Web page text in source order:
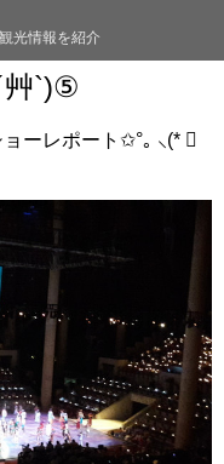
光情報を紹介
艸`)⑤
ョーレポート✩°｡ ⸜(*